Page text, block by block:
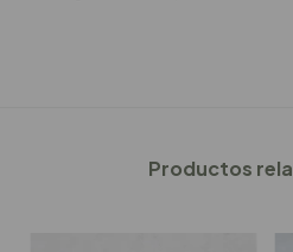
Productos